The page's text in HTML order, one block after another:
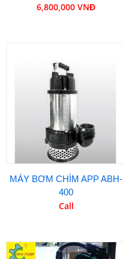
6,800,000 VNĐ
MÁY BƠM CHÌM APP ABH-
400
Call